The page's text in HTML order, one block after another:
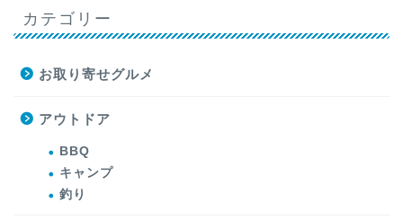
カテゴリー
お取り寄せグルメ
アウトドア
BBQ
キャンプ
釣り